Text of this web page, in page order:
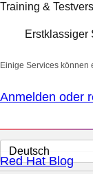
Training &
Erstklassiger
Einige Services können
Anmelden oder
Sprache
auswählen
Red Hat Blog